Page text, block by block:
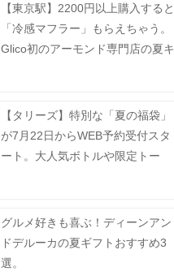
【東京駅】2200円以上購入すると
「冷感マフラー」もらえちゃう。
Glico初のアーモンド専門店の夏キ
【タリーズ】特別な「夏の福袋」
が7月22日からWEB予約受付スタ
ート。大人気ボトルや限定トー
グルメ好きも喜ぶ！ディーンアン
ドデルーカの夏ギフトおすすめ3
選。